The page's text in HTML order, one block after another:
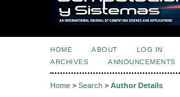
HOME ABOUT LOG IN
ARCHIVES
ANNOUNCEMENTS
Home > Search > Author Details